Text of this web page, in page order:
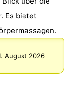
Es bietet
August 2026